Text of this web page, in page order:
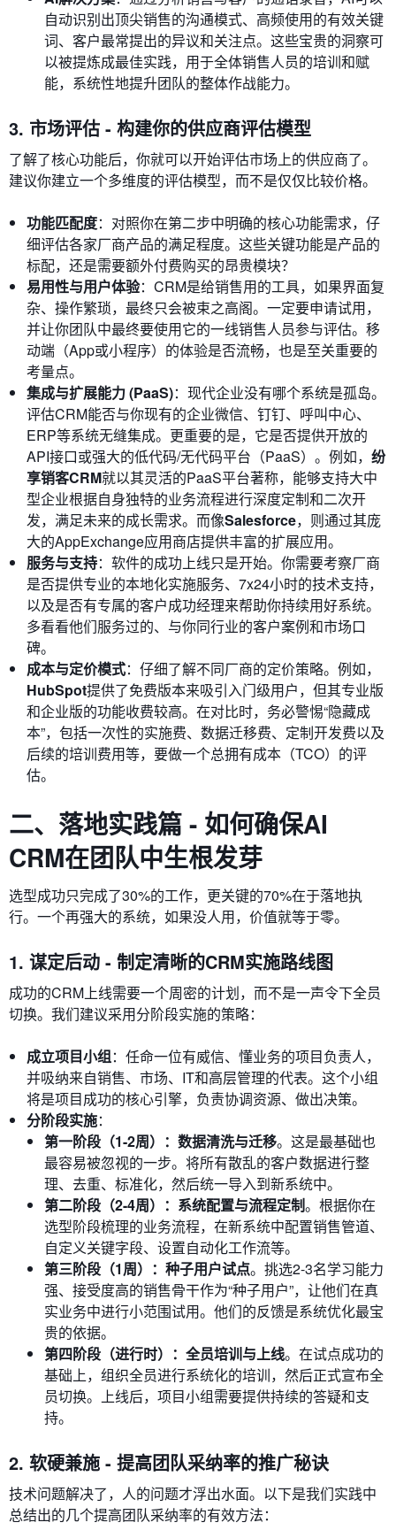
自动识别出顶尖销售的沟通模式、高频使用的有效关键
词、客户最常提出的异议和关注点。这些宝贵的洞察可
以被提炼成最佳实践，用于全体销售人员的培训和赋
能，系统性地提升团队的整体作战能力。
3. 市场评估 - 构建你的供应商评估模型
了解了核心功能后，你就可以开始评估市场上的供应商了。
建议你建立一个多维度的评估模型，而不是仅仅比较价格。
功能匹配度：对照你在第二步中明确的核心功能需求，仔
细评估各家厂商产品的满足程度。这些关键功能是产品的
标配，还是需要额外付费购买的昂贵模块？
易用性与用户体验：CRM是给销售用的工具，如果界面复
杂、操作繁琐，最终只会被束之高阁。一定要申请试用，
并让你团队中最终要使用它的一线销售人员参与评估。移
动端（App或小程序）的体验是否流畅，也是至关重要的
考量点。
集成与扩展能力 (PaaS)：现代企业没有哪个系统是孤岛。
评估CRM能否与你现有的企业微信、钉钉、呼叫中心、
ERP等系统无缝集成。更重要的是，它是否提供开放的
API接口或强大的低代码/无代码平台（PaaS）。例如， 纷
享销客CRM就以其灵活的PaaS平台著称，能够支持大中
型企业根据自身独特的业务流程进行深度定制和二次开
发，满足未来的成长需求。而像Salesforce，则通过其庞
大的AppExchange应用商店提供丰富的扩展应用。
服务与支持：软件的成功上线只是开始。你需要考察厂商
是否提供专业的本地化实施服务、7x24小时的技术支持，
以及是否有专属的客户成功经理来帮助你持续用好系统。
多看看他们服务过的、与你同行业的客户案例和市场口
碑。
成本与定价模式：仔细了解不同厂商的定价策略。例如，
HubSpot提供了免费版本来吸引入门级用户，但其专业版
和企业版的功能收费较高。在对比时，务必警惕“隐藏成
本”，包括一次性的实施费、数据迁移费、定制开发费以及
后续的培训费用等，要做一个总拥有成本（TCO）的评
估。
二、落地实践篇 - 如何确保AI
CRM在团队中生根发芽
选型成功只完成了30%的工作，更关键的70%在于落地执
行。一个再强大的系统，如果没人用，价值就等于零。
1. 谋定后动 - 制定清晰的CRM实施路线图
成功的CRM上线需要一个周密的计划，而不是一声令下全员
切换。我们建议采用分阶段实施的策略：
成立项目小组：任命一位有威信、懂业务的项目负责人，
并吸纳来自销售、市场、IT和高层管理的代表。这个小组
将是项目成功的核心引擎，负责协调资源、做出决策。
分阶段实施：
第一阶段（1-2周）：数据清洗与迁移。这是最基础也
最容易被忽视的一步。将所有散乱的客户数据进行整
理、去重、标准化，然后统一导入到新系统中。
第二阶段（2-4周）：系统配置与流程定制。根据你在
选型阶段梳理的业务流程，在新系统中配置销售管道、
自定义关键字段、设置自动化工作流等。
第三阶段（1周）：种子用户试点。挑选2-3名学习能力
强、接受度高的销售骨干作为“种子用户”，让他们在真
实业务中进行小范围试用。他们的反馈是系统优化最宝
贵的依据。
第四阶段（进行时）：全员培训与上线。在试点成功的
基础上，组织全员进行系统化的培训，然后正式宣布全
员切换。上线后，项目小组需要提供持续的答疑和支
持。
2. 软硬兼施 - 提高团队采纳率的推广秘诀
技术问题解决了，人的问题才浮出水面。以下是我们实践中
总结出的几个提高团队采纳率的有效方法：